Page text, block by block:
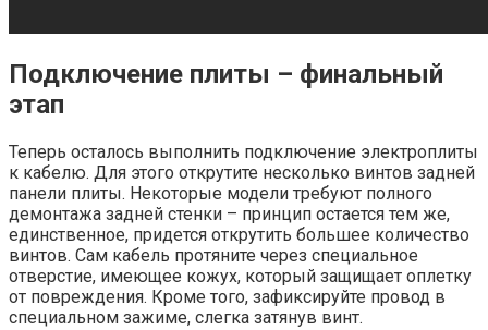
Подключение плиты – финальный
этап
Теперь осталось выполнить подключение электроплиты
к кабелю. Для этого открутите несколько винтов задней
панели плиты. Некоторые модели требуют полного
демонтажа задней стенки – принцип остается тем же,
единственное, придется открутить большее количество
винтов. Сам кабель протяните через специальное
отверстие, имеющее кожух, который защищает оплетку
от повреждения. Кроме того, зафиксируйте провод в
специальном зажиме, слегка затянув винт.